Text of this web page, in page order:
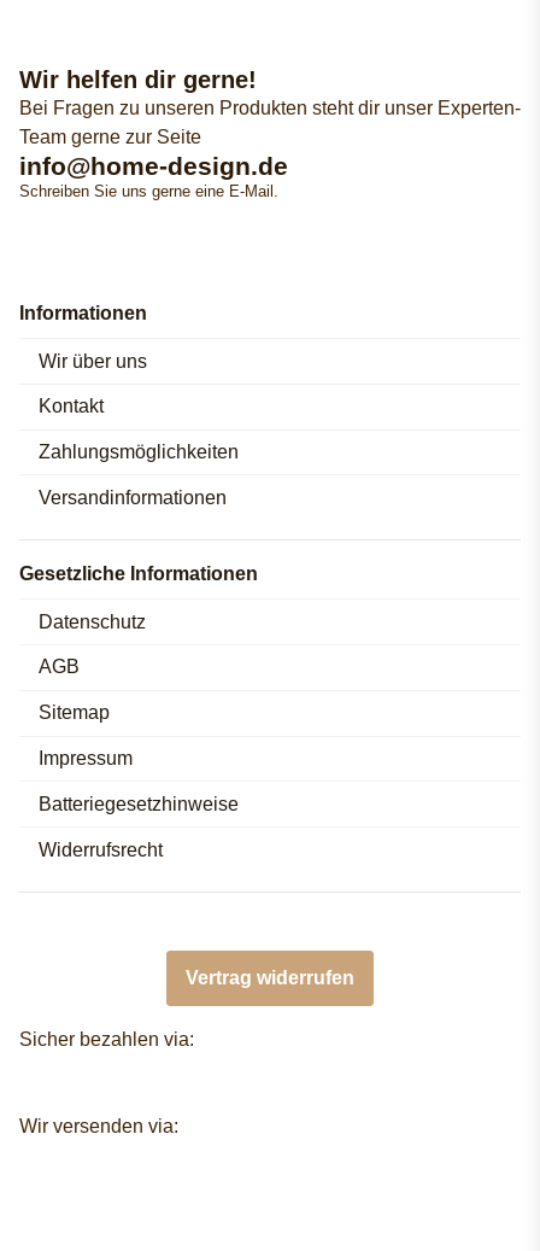
Wir helfen dir gerne!
Bei Fragen zu unseren Produkten steht dir unser Experten-
Team gerne zur Seite
info@home-design.de
Schreiben Sie uns gerne eine E-Mail.
Informationen
Wir über uns
Kontakt
Zahlungsmöglichkeiten
Versandinformationen
Gesetzliche Informationen
Datenschutz
AGB
Sitemap
Impressum
Batteriegesetzhinweise
Widerrufsrecht
Vertrag widerrufen
Sicher bezahlen via:
Wir versenden via: